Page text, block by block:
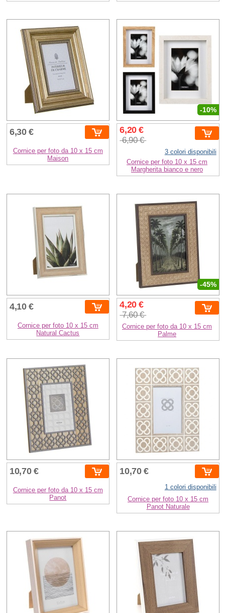
6,30 €
Cornice per foto da 10 x 15 cm
Maison
-10%
6,20 €
6,90 €
3 colori disponibili
Cornice per foto 10 x 15 cm
Margherita bianco e nero
4,10 €
Cornice per foto 10 x 15 cm
Natural Cactus
-45%
4,20 €
7,60 €
Cornice per foto da 10 x 15 cm
Palme
10,70 €
Cornice per foto da 10 x 15 cm
Panot
10,70 €
1 colori disponibili
Cornice per foto 10 x 15 cm
Panot Naturale